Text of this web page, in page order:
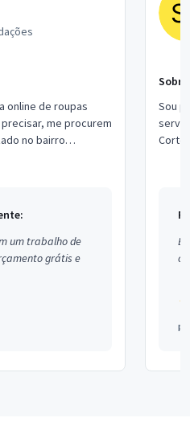
online de roupas
me procurem
no bairro
um trabalho de
grátis e
Sou
Corte